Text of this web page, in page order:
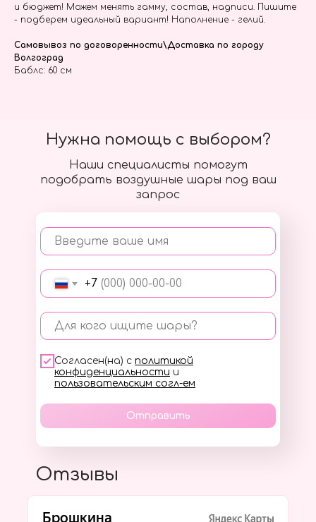
и бюджет! Можем менять гамму, состав, надписи. Пишите
- подберем идеальный вариант! Наполнение - гелий.
Самовывоз по договоренности\Доставка по городу
Волгоград
Баблс: 60 см
Наши специалисты помогут
подобрать воздушные шары под ваш
запрос
Введите ваше имя
+7
Для кого ищите шары?
Согласен(на) с политикой
конфиденциальности и
пользовательским согл-ем
Отправить
Нужна помощь с выбором?
Отзывы